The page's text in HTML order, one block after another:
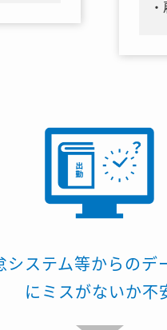
システム等からのデ
に ミスがないか不